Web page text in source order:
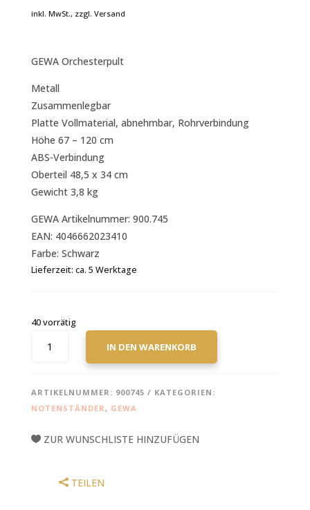
21,20 €20,90 €.
inkl. MwSt., zzgl. Versand
GEWA Orchesterpult
Metall
Zusammenlegbar
Platte Vollmaterial, abnehmbar, Rohrverbindung
Höhe 67 – 120 cm
ABS-Verbindung
Oberteil 48,5 x 34 cm
Gewicht 3,8 kg
GEWA Artikelnummer: 900.745
EAN: 4046662023410
Farbe: Schwarz
Lieferzeit: ca. 5 Werktage
40 vorrätig
ORCHESTERPULT
MENGE
IN DEN WARENKORB
ARTIKELNUMMER: 900745
KATEGORIEN:
NOTENSTÄNDER , GEWA
ZUR WUNSCHLISTE HINZUFÜGEN
TEILEN